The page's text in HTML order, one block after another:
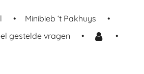
Minibieb ‘t Pakhuys
gestelde vragen